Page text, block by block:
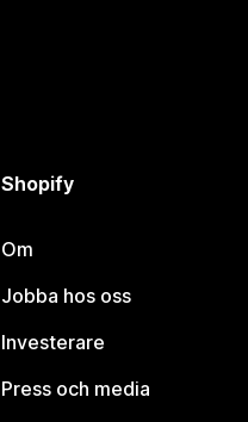
Shopify
Om
Jobba hos oss
Investerare
Press och media